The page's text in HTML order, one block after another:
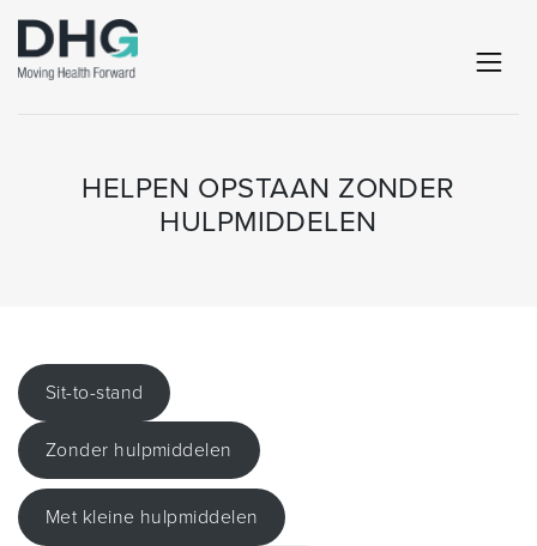
HELPEN OPSTAAN ZONDER
HULPMIDDELEN
Sit-to-stand
Zonder hulpmiddelen
Met kleine hulpmiddelen